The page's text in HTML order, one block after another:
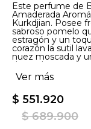
Este perfume de
Amaderada
Kurkdjian. Posee
sabroso pomelo
estragón y un
corazón la sutil
nuez moscada y
desembocan en
madera de
Ver más
$ 551.920
$ 689.900